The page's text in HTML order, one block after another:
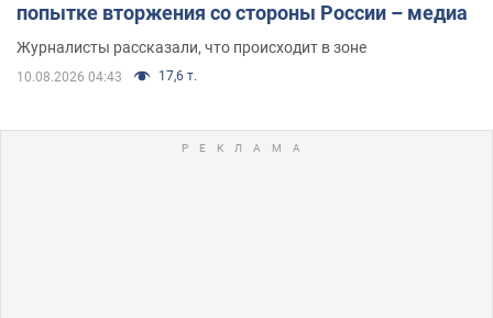
попытке вторжения со стороны России – медиа
Журналисты рассказали, что происходит в зоне
10.08.2026 04:43 17,6 т.